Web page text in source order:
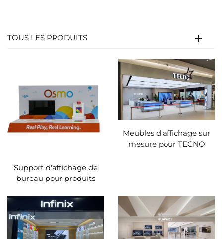
TOUS LES PRODUITS
Support d'affichage de
bureau pour produits
Meubles d'affichage sur
mesure pour TECNO